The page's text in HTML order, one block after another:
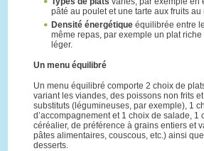
pâté au poulet et une tarte aux fruits au
Densité énergétiqueéquilibrée entre
même repas, par exemple un plat
léger.
Un menu équilibré
Un menu équilibré comporte 2 choix de
variant les viandes, des poissons non frits
substituts (légumineuses, par exemple), 1
d’accompagnement et 1 choix de salade, 1
céréalier, de préférence à grains entiers et
pâtes alimentaires, couscous, etc.) ainsi
desserts.